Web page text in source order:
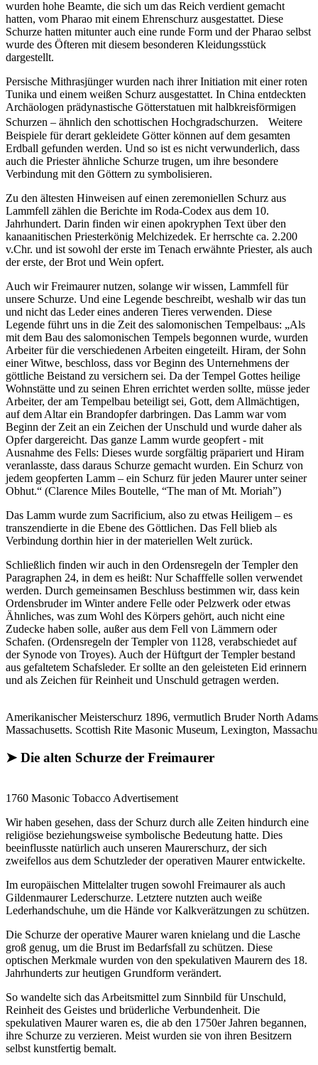
wurden hohe Beamte, die sich um das Reich verdient gemacht
hatten, vom Pharao mit einem Ehrenschurz ausgestattet. Diese
Schurze hatten mitunter auch eine runde Form und der Pharao selbst
wurde des Öfteren mit diesem besonderen Kleidungsstück
dargestellt.
Persische Mithrasjünger wurden nach ihrer Initiation mit einer roten
Tunika und einem weißen Schurz ausgestattet. In China entdeckten
Archäologen prädynastische Götterstatuen mit halbkreisförmigen
Schurzen – ähnlich den schottischen Hochgradschurzen. Weitere
Beispiele für derart gekleidete Götter können auf dem gesamten
Erdball gefunden werden. Und so ist es nicht verwunderlich, dass
auch die Priester ähnliche Schurze trugen, um ihre besondere
Verbindung mit den Göttern zu symbolisieren.
Zu den ältesten Hinweisen auf einen zeremoniellen Schurz aus
Lammfell zählen die Berichte im Roda-Codex aus dem 10.
Jahrhundert. Darin finden wir einen apokryphen Text über den
kanaanitischen Priesterkönig Melchizedek. Er herrschte ca. 2.200
v.Chr. und ist sowohl der erste im Tenach erwähnte Priester, als auch
der erste, der Brot und Wein opfert.
Auch wir Freimaurer nutzen, solange wir wissen, Lammfell für
unsere Schurze. Und eine Legende beschreibt, weshalb wir das tun
und nicht das Leder eines anderen Tieres verwenden. Diese
Legende führt uns in die Zeit des salomonischen Tempelbaus: „Als
mit dem Bau des salomonischen Tempels begonnen wurde, wurden
Arbeiter für die verschiedenen Arbeiten eingeteilt. Hiram, der Sohn
einer Witwe, beschloss, dass vor Beginn des Unternehmens der
göttliche Beistand zu versichern sei. Da der Tempel Gottes heilige
Wohnstätte und zu seinen Ehren errichtet werden sollte, müsse jeder
Arbeiter, der am Tempelbau beteiligt sei, Gott, dem Allmächtigen,
auf dem Altar ein Brandopfer darbringen. Das Lamm war vom
Beginn der Zeit an ein Zeichen der Unschuld und wurde daher als
Opfer dargereicht. Das ganze Lamm wurde geopfert - mit
Ausnahme des Fells: Dieses wurde sorgfältig präpariert und Hiram
veranlasste, dass daraus Schurze gemacht wurden. Ein Schurz von
jedem geopferten Lamm – ein Schurz für jeden Maurer unter seiner
Obhut.“ (Clarence Miles Boutelle, “The man of Mt. Moriah”)
Das Lamm wurde zum Sacrificium, also zu etwas Heiligem – es
transzendierte in die Ebene des Göttlichen. Das Fell blieb als
Verbindung dorthin hier in der materiellen Welt zurück.
Schließlich finden wir auch in den Ordensregeln der Templer den
Paragraphen 24, in dem es heißt: Nur Schafffelle sollen verwendet
werden. Durch gemeinsamen Beschluss bestimmen wir, dass kein
Ordensbruder im Winter andere Felle oder Pelzwerk oder etwas
Ähnliches, was zum Wohl des Körpers gehört, auch nicht eine
Zudecke haben solle, außer aus dem Fell von Lämmern oder
Schafen. (Ordensregeln der Templer von 1128, verabschiedet auf
der Synode von Troyes). Auch der Hüftgurt der Templer bestand
aus gefaltetem Schafsleder. Er sollte an den geleisteten Eid erinnern
und als Zeichen für Reinheit und Unschuld getragen werden.
Amerikanischer Meisterschurz 1896, vermutlich Bruder North
Massachusetts. Scottish Rite Masonic Museum, Lexington,
➤ Die alten Schurze der Freimaurer
1760 Masonic Tobacco Advertisement
Wir haben gesehen, dass der Schurz durch alle Zeiten hindurch eine
religiöse beziehungsweise symbolische Bedeutung hatte. Dies
beeinflusste natürlich auch unseren Maurerschurz, der sich
zweifellos aus dem Schutzleder der operativen Maurer entwickelte.
Im europäischen Mittelalter trugen sowohl Freimaurer als auch
Gildenmaurer Lederschurze. Letztere nutzten auch weiße
Lederhandschuhe, um die Hände vor Kalkverätzungen zu schützen.
Die Schurze der operative Maurer waren knielang und die Lasche
groß genug, um die Brust im Bedarfsfall zu schützen. Diese
optischen Merkmale wurden von den spekulativen Maurern des 18.
Jahrhunderts zur heutigen Grundform verändert.
So wandelte sich das Arbeitsmittel zum Sinnbild für Unschuld,
Reinheit des Geistes und brüderliche Verbundenheit. Die
spekulativen Maurer waren es, die ab den 1750er Jahren begannen,
ihre Schurze zu verzieren. Meist wurden sie von ihren Besitzern
selbst kunstfertig bemalt.